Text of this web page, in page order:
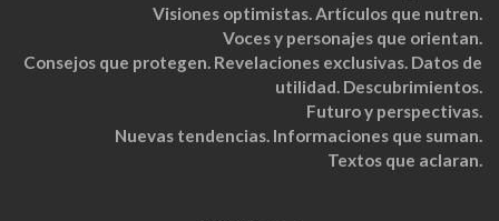
Visiones optimistas. Artículos que nutren.
Voces y personajes que orientan.
Consejos que protegen. Revelaciones exclusivas. Datos de
utilidad. Descubrimientos.
Futuro y perspectivas.
Nuevas tendencias. Informaciones que suman.
Textos que aclaran.